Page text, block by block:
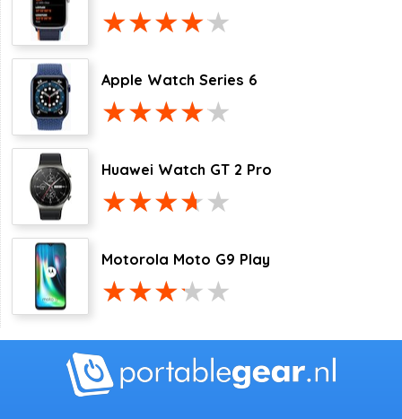
Apple Watch Series 6
Huawei Watch GT 2 Pro
Motorola Moto G9 Play